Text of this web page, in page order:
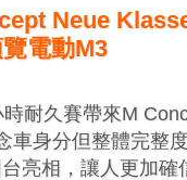
Neue
電動M3
耐久賽帶來M
車身分但整體完整
亮相，讓人更加確